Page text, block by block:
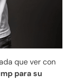
que ver con
para su